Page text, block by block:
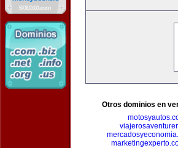
Otros dominios en